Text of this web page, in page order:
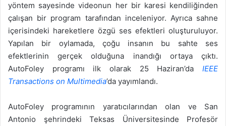
yöntem sayesinde videonun her bir karesi kendiliğinden
çalışan bir program tarafından inceleniyor. Ayrıca sahne
içerisindeki hareketlere özgü ses efektleri oluşturuluyor.
Yapılan bir oylamada, çoğu insanın bu sahte ses
efektlerinin gerçek olduğuna inandığı ortaya çıktı.
AutoFoley programı ilk olarak 25 Haziran’da IEEE
Transactions on Multimedia’da yayımlandı.
AutoFoley programının yaratıcılarından olan ve San
Antonio şehrindeki Teksas Üniversitesinde Profesör